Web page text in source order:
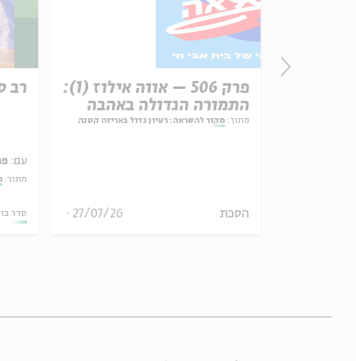
רב
עם:
מתוך:
סדר
פרק 506 – אווה אילוז (1):
התמורה הגדולה באהבה
מתוך: מקור להשראה: רעיון גדול באריזה קטנה
הסכת 27/07/26